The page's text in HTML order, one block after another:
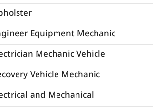
Equipment Mechanic
Mechanic Vehicle
Vehicle Mechanic
and Mechanical